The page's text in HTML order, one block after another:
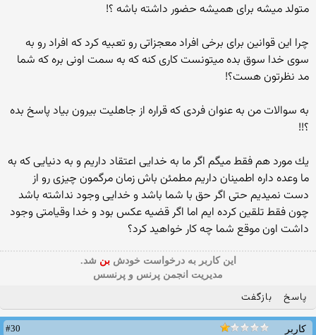
متولد میشه برای همیشه حضور داشته باشه ؟!
چرا این قوانین برای برخی افراد معجزاتی رو تعبیه كرد كه افراد رو به
سوی خدا سوق بده میتونست كاری كنه كه به سمت اونی بره كه شما
مد نظرتون هست؟!
به سوالات من به عنوان فردی كه قراره از جاهلیت بیرون بیاد پاسخ بده
؟!!
یك مورد هم فقط میگم اگر ما به خدایی اعتقاد داریم و به دنیایی كه به
ما وعده داره اطمینان داریم مطمئن باش زمان مرگمون چیزی رو از
دست نمیدیم حتی اگر حق با شما باشد و خدایی وجود نداشته باشد
چون فقط تلقین كرده ایم اما اگر قضیه عكس بود و خدا وقیامتی وجود
داشت اون موقع شما چه كار خواهید كرد؟
این كاربر به درخواست خودشبن شد.
مدیریت انجمن پرنس و پرنسس
پاسخ بازگفت
کاربر
#30